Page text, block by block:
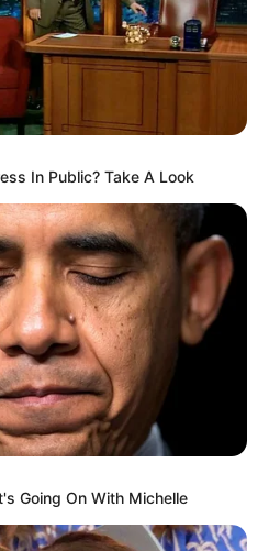
In Public? Take A Look
Going On With Michelle